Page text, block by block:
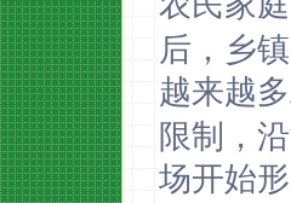
后，乡
越来越
限制，
场开始